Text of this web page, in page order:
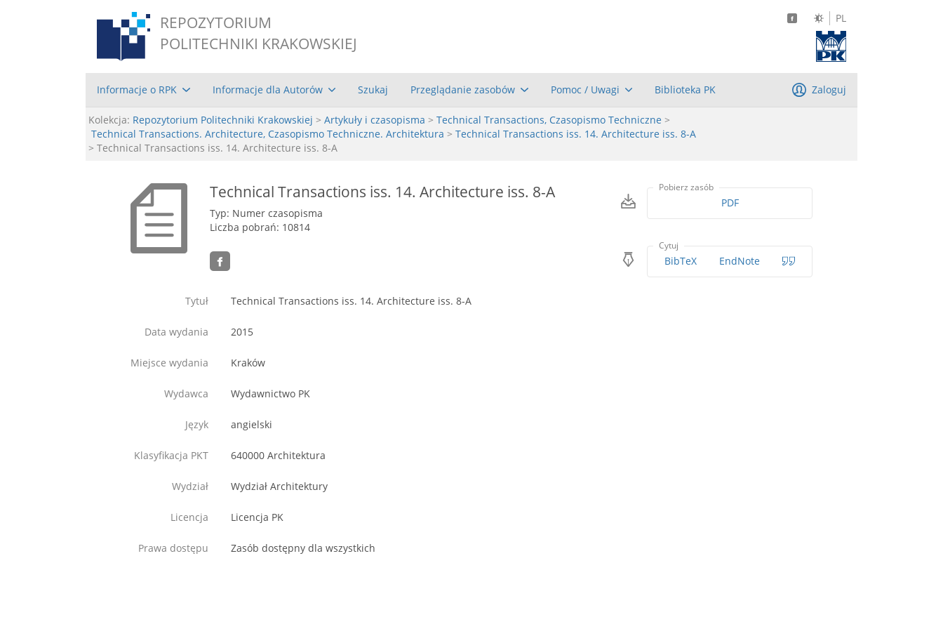
REPOZYTORIUM
POLITECHNIKI KRAKOWSKIEJ
PL
Informacje o RPK Informacje dla Autorów Szukaj Przeglądanie zasobów Pomoc / Uwagi Biblioteka PK Zaloguj
Kolekcja: Repozytorium Politechniki Krakowskiej > Artykuły i czasopisma > Technical Transactions, Czasopismo Techniczne >
Technical Transactions. Architecture, Czasopismo Techniczne. Architektura > Technical Transactions iss. 14. Architecture iss. 8-A
> Technical Transactions iss. 14. Architecture iss. 8-A
Technical Transactions iss. 14. Architecture iss. 8-A
Typ: Numer czasopisma
Liczba pobrań: 10814
Pobierz zasób
PDF
Cytuj
BibTeX EndNote
Tytuł Technical Transactions iss. 14. Architecture iss. 8-A
Data wydania 2015
Miejsce wydania Kraków
Wydawca Wydawnictwo PK
Język angielski
Klasyfikacja PKT 640000 Architektura
Wydział Wydział Architektury
Licencja Licencja PK
Prawa dostępu Zasób dostępny dla wszystkich